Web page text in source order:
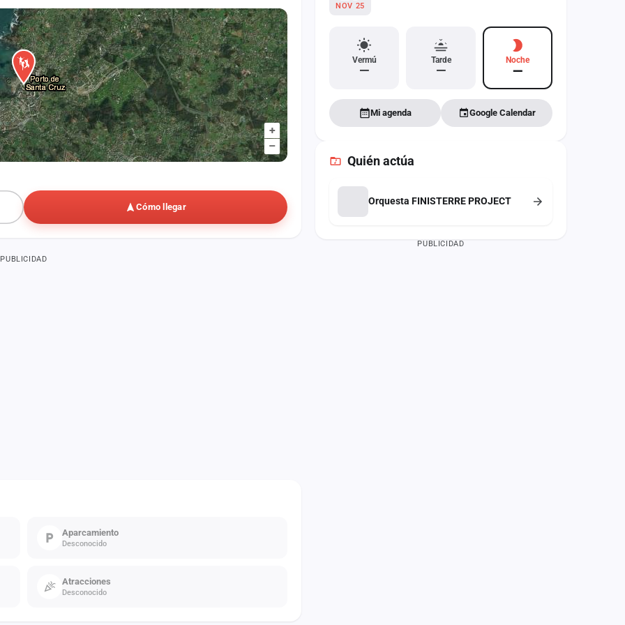
+
–
Cómo llegar
PUBLICIDAD
Aparcamiento
Desconocido
Atracciones
Desconocido
NOV 25
Vermú
—
Tarde
—
Noche
—
Mi agenda Google Calendar
Quién actúa
Orquesta FINISTERRE PROJECT
PUBLICIDAD